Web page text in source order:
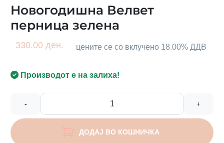
Новогодишна Велвет
перница зелена
330.00 ден. цените се со вклучено 18.00% ДДВ
Производот е на залиха!
- +
ДОДАЈ ВО КОШНИЧКА